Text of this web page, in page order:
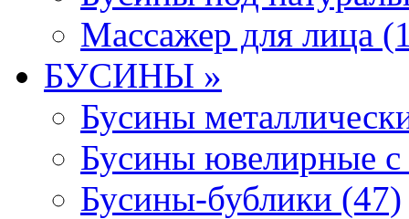
Массажер для лица
БУСИНЫ »
Бусины
Бусины ювелирные
Бусины-бублики (47)